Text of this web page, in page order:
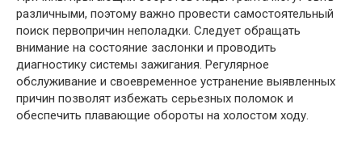
различными, поэтому важно провести самостоятельный
поиск первопричин неполадки. Следует обращать
внимание на состояние заслонки и проводить
диагностику системы зажигания. Регулярное
обслуживание и своевременное устранение выявленных
причин позволят избежать серьезных поломок и
обеспечить плавающие обороты на холостом ходу.